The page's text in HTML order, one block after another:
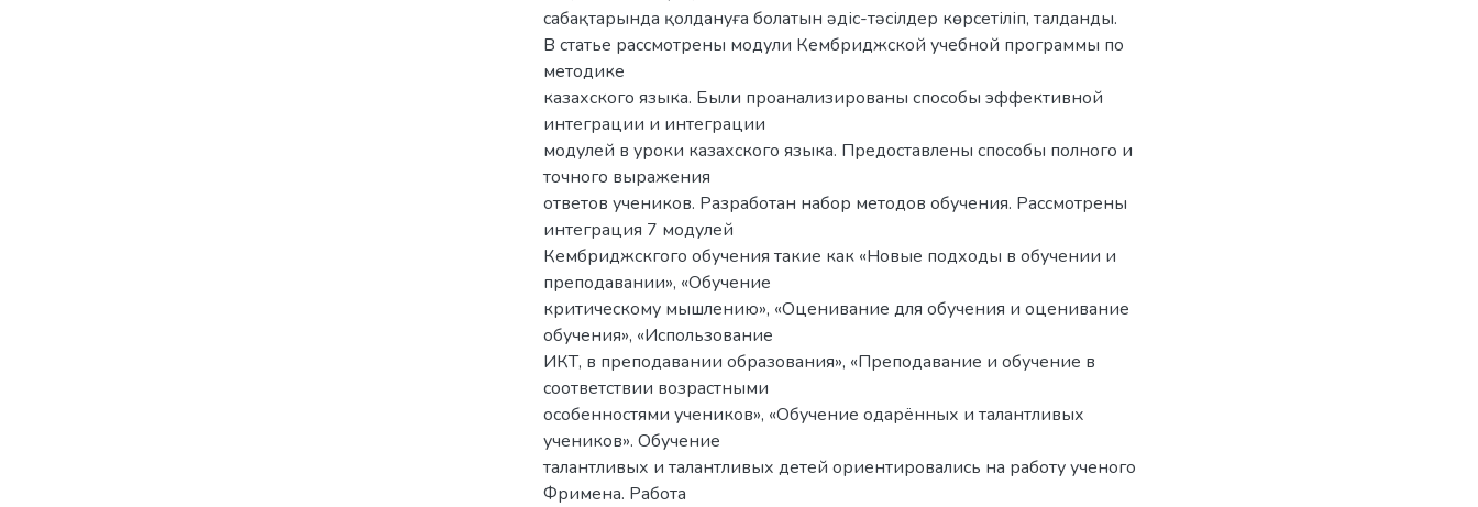
сабақтарында қолдануға болатын əдіс-тəсілдер көрсетіліп, талданды.
В статье рассмотрены модули Кембриджской учебной программы по
методике
казахского языка. Были проанализированы способы эффективной
интеграции и интеграции
модулей в уроки казахского языка. Предоставлены способы полного и
точного выражения
ответов учеников. Разработан набор методов обучения. Рассмотрены
интеграция 7 модулей
Кембриджскгого обучения такие как «Новые подходы в обучении и
преподавании», «Обучение
критическому мышлению», «Оценивание для обучения и оценивание
обучения», «Использование
ИКТ, в преподавании образования», «Преподавание и обучение в
соответствии возрастными
особенностями учеников», «Обучение одарённых и талантливых
учеников». Обучение
талантливых и талантливых детей ориентировались на работу ученого
Фримена. Работа